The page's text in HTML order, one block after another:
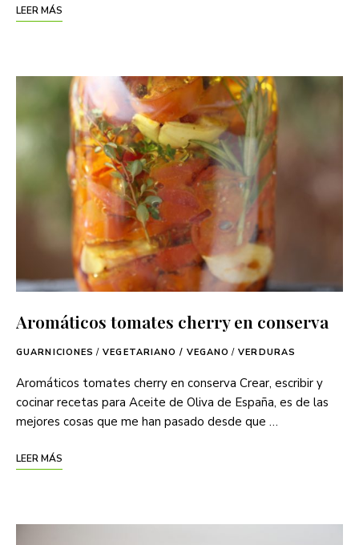
LEER MÁS
Aromáticos tomates cherry en conserva
GUARNICIONES / VEGETARIANO / VEGANO / VERDURAS
Aromáticos tomates cherry en conserva Crear, escribir y
cocinar recetas para Aceite de Oliva de España, es de las
mejores cosas que me han pasado desde que …
LEER MÁS